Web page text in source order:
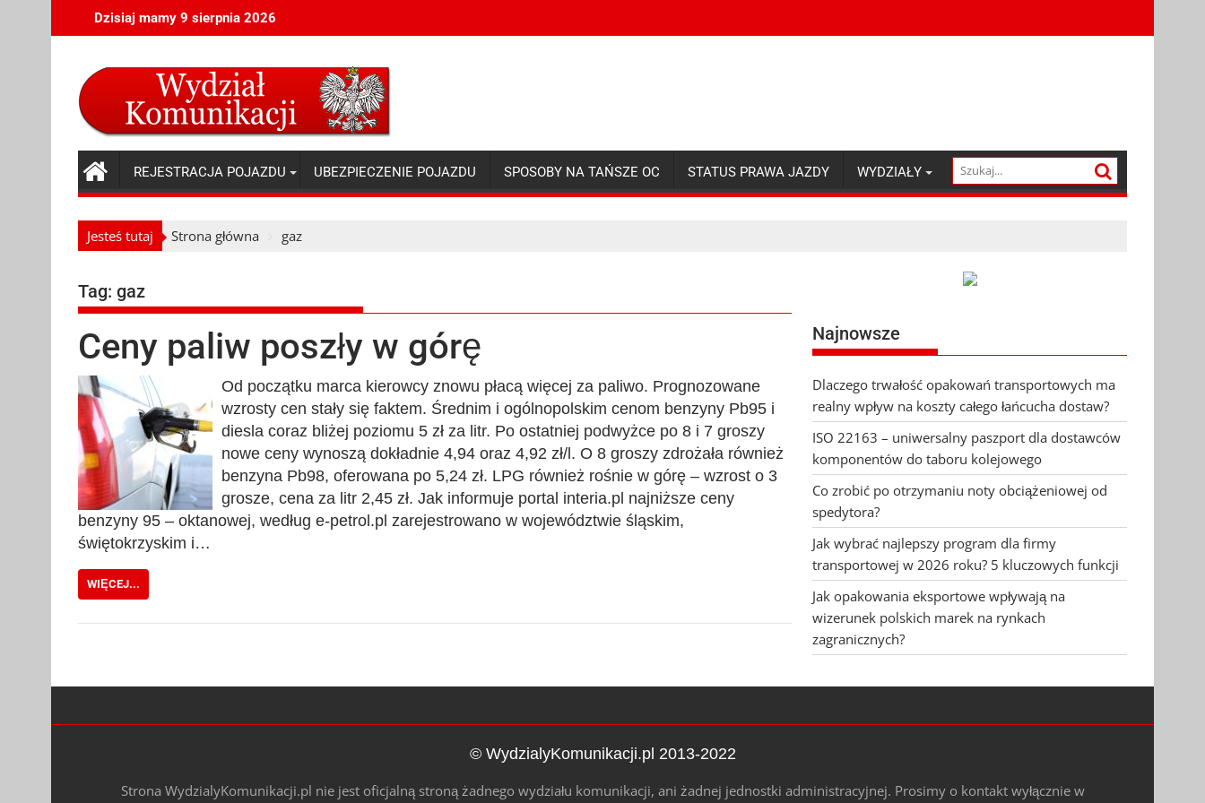
to
Dzisiaj mamy 9 sierpnia 2026
REJESTRACJA POJAZDU UBEZPIECZENIE POJAZDU SPOSOBY NA TAŃSZE OC STATUS PRAWA JAZDY WYDZIAŁY
Jesteś tutaj Strona główna gaz
Tag: gaz
Ceny paliw poszły w górę
Od początku marca kierowcy znowu płacą więcej za paliwo. Prognozowane
wzrosty cen stały się faktem. Średnim i ogólnopolskim cenom benzyny Pb95 i
diesla coraz bliżej poziomu 5 zł za litr. Po ostatniej podwyżce po 8 i 7 groszy
nowe ceny wynoszą dokładnie 4,94 oraz 4,92 zł/l. O 8 groszy zdrożała również
benzyna Pb98, oferowana po 5,24 zł. LPG również rośnie w górę – wzrost o 3
grosze, cena za litr 2,45 zł. Jak informuje portal interia.pl najniższe ceny
benzyny 95 – oktanowej, według e-petrol.pl zarejestrowano w województwie śląskim,
świętokrzyskim i…
WIĘCEJ...
Najnowsze
Dlaczego trwałość opakowań transportowych ma
realny wpływ na koszty całego łańcucha dostaw?
ISO 22163 – uniwersalny paszport dla dostawców
komponentów do taboru kolejowego
Co zrobić po otrzymaniu noty obciążeniowej od
spedytora?
Jak wybrać najlepszy program dla firmy
transportowej w 2026 roku? 5 kluczowych funkcji
Jak opakowania eksportowe wpływają na
wizerunek polskich marek na rynkach
zagranicznych?
© WydzialyKomunikacji.pl 2013-2022
Strona WydzialyKomunikacji.pl nie jest oficjalną stroną żadnego wydziału komunikacji, ani żadnej jednostki administracyjnej. Prosimy o kontakt wyłącznie w